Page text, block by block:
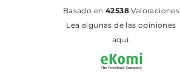
basado en 42538Valoraciones
Lea algunas de las opiniones
aquí.